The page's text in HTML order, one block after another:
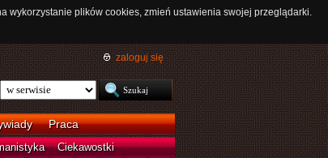
wykorzystanie plików cookies, zmień ustawienia swojej przeglądarki.
zaloguj się
Praca
Ciekawostki